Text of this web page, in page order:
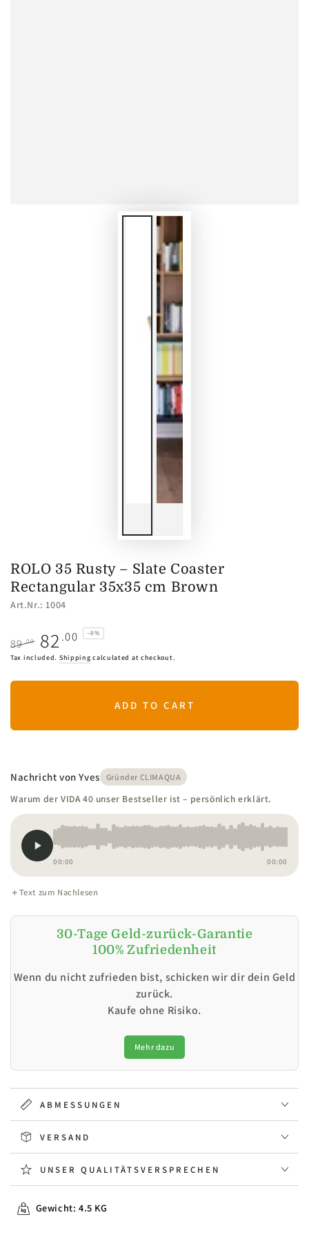
ROLO 35 Rusty – Slate Coaster
Rectangular 35x35 cm Brown
Art.Nr.: 1004
Regular
89.00
Sale
82.00 –8%
Tax included. Shipping calculated at checkout.
ADD TO CART
Nachricht von Yves Gründer CLIMAQUA
Warum der VIDA 40 unser Bestseller ist – persönlich erklärt.
00:00 00:00
Text zum Nachlesen
30-Tage Geld-zurück-Garantie
100% Zufriedenheit
Wenn du nicht zufrieden bist, schicken wir dir dein Geld
zurück.
Kaufe ohne Risiko.
Mehr dazu
ABMESSUNGEN
VERSAND
UNSER QUALITÄTSVERSPRECHEN
Gewicht: 4.5 KG